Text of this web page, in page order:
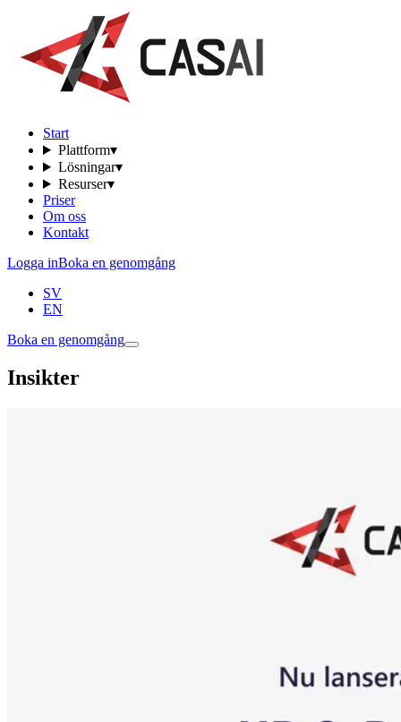
Start
Plattform▾
Lösningar▾
Resurser▾
Priser
Om oss
Kontakt
Logga inBoka en genomgång
SV
EN
Boka en genomgång
Insikter